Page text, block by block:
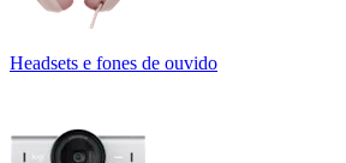
Headsets e fones de ouvido